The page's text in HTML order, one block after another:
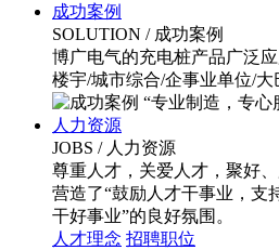
成功案例
SOLUTION / 成功案例
博广电气的充电桩产品广泛
楼宇/城市综合/企事业单位/
“专业制造，专心
人力资源
JOBS / 人力资源
尊重人才，关爱人才，聚好
营造了“鼓励人才干事业，支
干好事业”的良好氛围。
人才理念 招聘职位